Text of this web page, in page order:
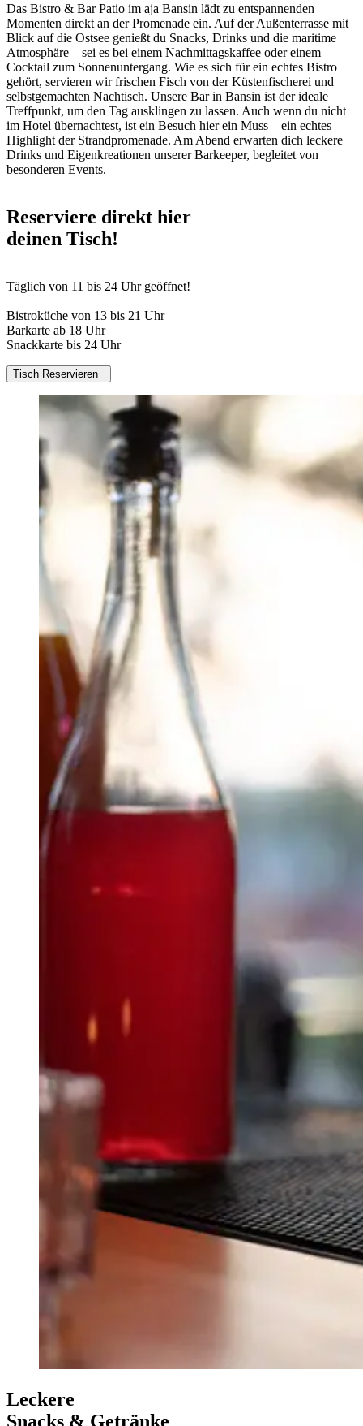
Das Bistro & Bar Patio im aja Bansin lädt zu entspannenden
Momenten direkt an der Promenade ein. Auf der Außenterrasse mit
Blick auf die Ostsee genießt du Snacks, Drinks und die maritime
Atmosphäre – sei es bei einem Nachmittagskaffee oder einem
Cocktail zum Sonnenuntergang. Wie es sich für ein echtes Bistro
gehört, servieren wir frischen Fisch von der Küstenfischerei und
selbstgemachten Nachtisch. Unsere Bar in Bansin ist der ideale
Treffpunkt, um den Tag ausklingen zu lassen. Auch wenn du nicht
im Hotel übernachtest, ist ein Besuch hier ein Muss – ein echtes
Highlight der Strandpromenade. Am Abend erwarten dich leckere
Drinks und Eigenkreationen unserer Barkeeper, begleitet von
besonderen Events.
Reserviere direkt hier
deinen Tisch!
Täglich von 11 bis 24 Uhr geöffnet!
Bistroküche von 13 bis 21 Uhr
Barkarte ab 18 Uhr
Snackkarte bis 24 Uhr
Tisch Reservieren
Leckere
Snacks & Getränke